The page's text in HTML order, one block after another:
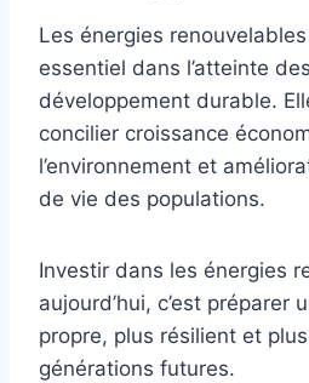
Les énergies
essentiel dans l’atteinte
développement durable.
concilier croissance
l’environnement et
de vie des populations.
Investir dans les énergies
aujourd’hui, c’est préparer
propre, plus résilient et
générations futures.